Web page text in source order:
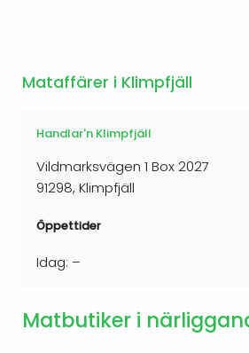
Mataffärer i Klimpfjäll
Handlar'n Klimpfjäll
Vildmarksvägen 1 Box 2027
91298, Klimpfjäll
Öppettider
Idag: –
Matbutiker i